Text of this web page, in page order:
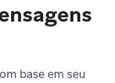
base em seu